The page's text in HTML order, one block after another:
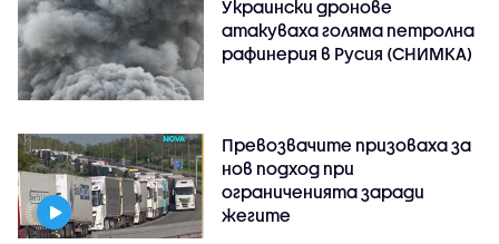
Украински дронове
атакуваха голяма петролна
рафинерия в Русия (СНИМКА)
Превозвачите призоваха за
нов подход при
ограниченията заради
жегите